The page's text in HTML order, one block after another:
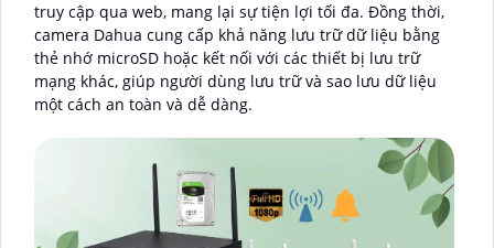
truy cập qua web, mang lại sự tiện lợi tối đa. Đồng thời,
camera Dahua cung cấp khả năng lưu trữ dữ liệu bằng
thẻ nhớ microSD hoặc kết nối với các thiết bị lưu trữ
mạng khác, giúp người dùng lưu trữ và sao lưu dữ liệu
một cách an toàn và dễ dàng.